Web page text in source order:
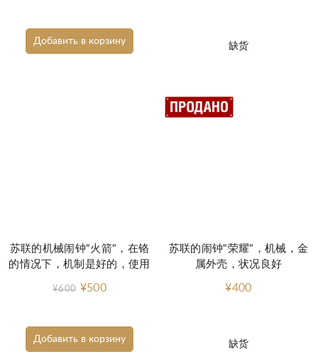
Добавить в корзину 缺货
Добавить в корзину
苏联的机械闹钟"火箭"，在铬
的情况下，机制是好的，使用
¥600 ¥500
缺货
苏联的闹钟"荣耀"，机械，金
属外壳，状况良好
¥400